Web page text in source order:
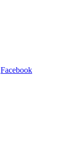
Facebook